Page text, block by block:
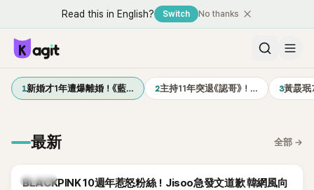
Read this in English? Switch No thanks
1新婚才1年遭爆離婚！《藍… 2主持11年突退《認哥》！… 3黃晸
最新 全部 →
K-POP
BLACKPINK 10週年惹怒粉絲！Jisoo急發文道歉 韓網風向